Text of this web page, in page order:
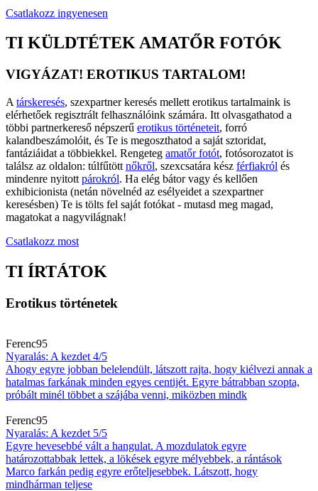
Csatlakozz ingyenesen
TI KÜLDTÉTEK AMATŐR FOTÓK
VIGYÁZAT! EROTIKUS TARTALOM!
A társkeresés, szexpartner keresés mellett erotikus tartalmaink is
elérhetőek regisztrált felhasználóink számára. Itt olvasgathatod a
többi partnerkereső népszerű erotikus történeteit, forró
kalandbeszámolóit, és Te is megoszthatod a saját sztoridat,
fantáziáidat a többiekkel. Rengeteg amatőr fotót, fotósorozatot is
találsz az oldalon: túlfűtött nőkről, szexcsatára kész férfiakról és
mindenre nyitott párokról. Ha elég bátor vagy és kellően
exhibicionista (netán növelnéd az esélyeidet a szexpartner
keresésben) Te is tölts fel saját fotókat - mutasd meg magad,
magatokat a nagyvilágnak!
Csatlakozz most
TI ÍRTÁTOK
Erotikus történetek
Ferenc95
Nyaralás: A kezdet 4/5
Ahogy egyre jobban belelendült, látszott rajta, hogy kiélvezi annak a
hatalmas farkának minden egyes centijét. Egyre bátrabban szopta,
próbált minél többet a szájába venni, miközben mindk
Ferenc95
Nyaralás: A kezdet 5/5
Egyre hevesebbé vált a hangulat. A mozdulatok egyre
határozottabbak lettek, a lökések egyre mélyebbek, a rántások
Marco farkán pedig egyre erőteljesebbek. Látszott, hogy
mindhárman teljese